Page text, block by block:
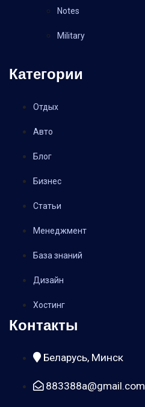
Notes
Military
Категории
Отдых
Авто
Блог
Бизнес
Статьи
Менеджмент
База знаний
Дизайн
Хостинг
Контакты
Беларусь, Минск
883388a@gmail.com